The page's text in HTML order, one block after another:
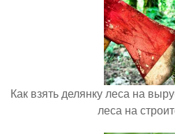
Как взять делянку леса на
леса на